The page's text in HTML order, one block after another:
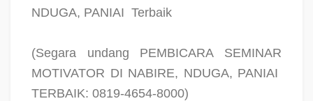
NDUGA, PANIAI Terbaik
(Segara undang PEMBICARA SEMINAR
MOTIVATOR DI NABIRE, NDUGA, PANIAI
TERBAIK: 0819-4654-8000)